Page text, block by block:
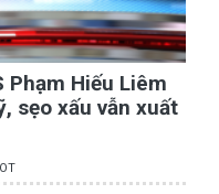
Phạm Hiếu Liêm
sẹo xấu vẫn xuất